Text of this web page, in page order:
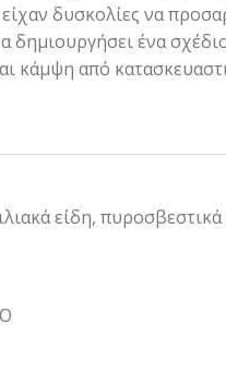
δυσκολίες να
δημιουργήσει ένα
κάμψη από
είδη,